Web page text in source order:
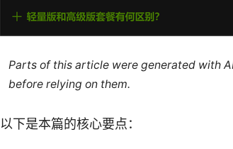
Parts of this article were generated with
before relying on them.
以下是本篇的核心要点：